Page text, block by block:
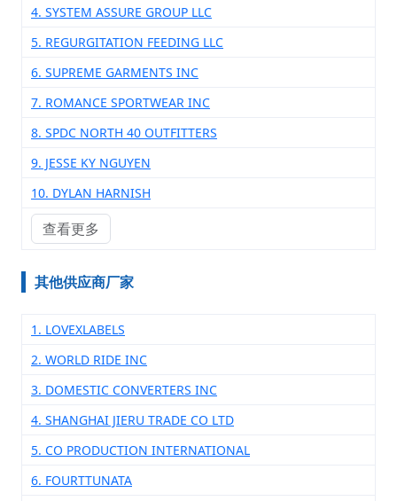
4. SYSTEM ASSURE GROUP LLC
5. REGURGITATION FEEDING LLC
6. SUPREME GARMENTS INC
7. ROMANCE SPORTWEAR INC
8. SPDC NORTH 40 OUTFITTERS
9. JESSE KY NGUYEN
10. DYLAN HARNISH
查看更多
其他供应商厂家
1. LOVEXLABELS
2. WORLD RIDE INC
3. DOMESTIC CONVERTERS INC
4. SHANGHAI JIERU TRADE CO LTD
5. CO PRODUCTION INTERNATIONAL
6. FOURTTUNATA